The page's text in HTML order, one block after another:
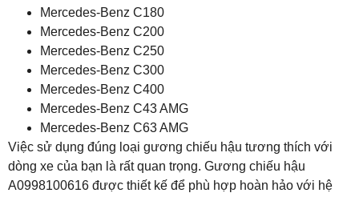
Mercedes-Benz C180
Mercedes-Benz C200
Mercedes-Benz C250
Mercedes-Benz C300
Mercedes-Benz C400
Mercedes-Benz C43 AMG
Mercedes-Benz C63 AMG
Việc sử dụng đúng loại gương chiếu hậu tương thích với
dòng xe của bạn là rất quan trọng. Gương chiếu hậu
A0998100616 được thiết kế để phù hợp hoàn hảo với hệ